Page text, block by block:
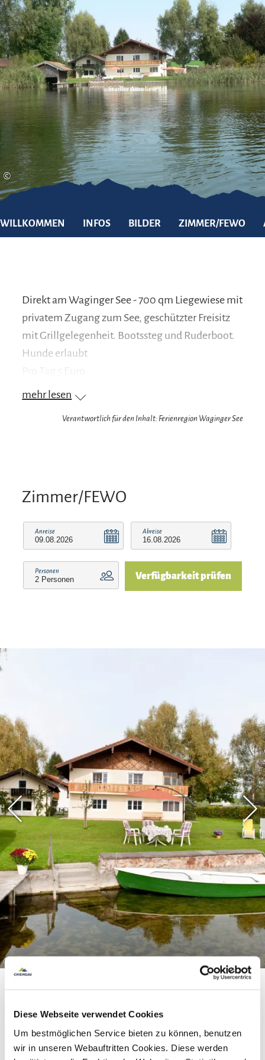
Diese Webseite verwendet Cookies
Um bestmöglichen Service bieten zu können, benutzen
wir in unseren Webauftritten Cookies. Diese werden
Zum
Inhalt
Suche
Zum
Footer
©
Stadler Anneliese
WILLKOMMEN INFOS BILDER ZIMMER/FEWO
Direkt am Waginger See - 700 qm Liegewiese mit
privatem Zugang zum See, geschützter Freisitz
mit Grillgelegenheit. Bootssteg und Ruderboot.
Hunde erlaubt
mehr lesen
Verantwortlich für den Inhalt: Ferienregion Waginger See
Zimmer/FEWO
Anreise Abreise
Personen Verfügbarkeit prüfen
©